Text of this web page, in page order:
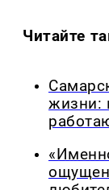
Читайте
жизни: